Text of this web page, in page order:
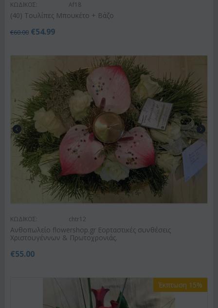
ΚΩΔΙΚΟΣ: Af18
(40) Τουλίπες Μπουκέτο + Βάζο
€60.00 €54.99
ΚΩΔΙΚΟΣ: chtr12
Ανθοπωλείο flowershop.gr Εορταστικές συνθέσεις
Χριστουγέννων & Πρωτοχρονιάς.
€55.00
Έκπτωση 15%